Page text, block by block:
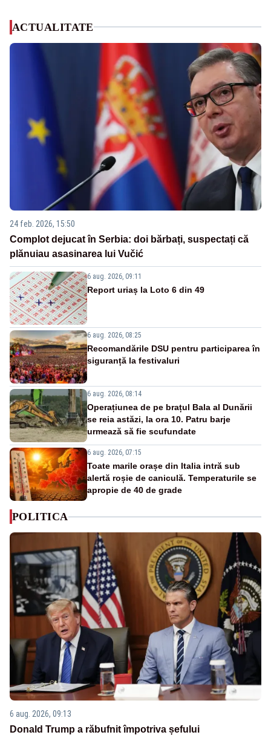
ACTUALITATE
24 feb. 2026, 15:50
Complot dejucat în Serbia: doi bărbați, suspectați că
plănuiau asasinarea lui Vučić
6 aug. 2026, 09:11
Report uriaș la Loto 6 din 49
6 aug. 2026, 08:25
Recomandările DSU pentru participarea în
siguranță la festivaluri
6 aug. 2026, 08:14
Operațiunea de pe brațul Bala al Dunării
se reia astăzi, la ora 10. Patru barje
urmează să fie scufundate
6 aug. 2026, 07:15
Toate marile orașe din Italia intră sub
alertă roșie de caniculă. Temperaturile se
apropie de 40 de grade
POLITICA
6 aug. 2026, 09:13
Donald Trump a răbufnit împotriva șefului